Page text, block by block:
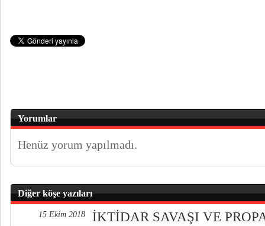
Yorumlar
Henüz yorum yapılmadı.
Diğer köşe yazıları
15 Ekim 2018 İKTİDAR SAVAŞI VE